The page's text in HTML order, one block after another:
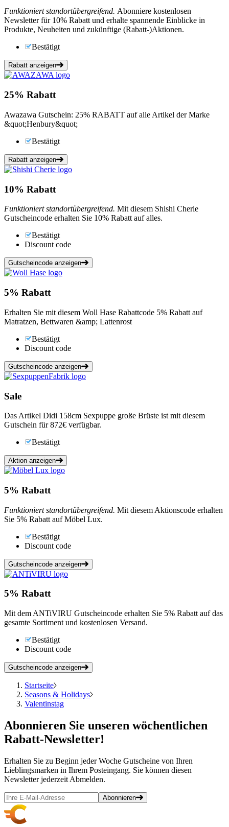
Funktioniert standortübergreifend. Abonniere kostenlosen
Newsletter für 10% Rabatt und erhalte spannende Einblicke in
Produkte, Neuheiten und zukünftige (Rabatt-)Aktionen.
Bestätigt
Rabatt anzeigen
25% Rabatt
Awazawa Gutschein: 25% RABATT auf alle Artikel der Marke
&quot;Henbury&quot;
Bestätigt
Rabatt anzeigen
10% Rabatt
Funktioniert standortübergreifend. Mit diesem Shishi Cherie
Gutscheincode erhalten Sie 10% Rabatt auf alles.
Bestätigt
Discount code
Gutscheincode anzeigen
5% Rabatt
Erhalten Sie mit diesem Woll Hase Rabattcode 5% Rabatt auf
Matratzen, Bettwaren &amp; Lattenrost
Bestätigt
Discount code
Gutscheincode anzeigen
Sale
Das Artikel Didi 158cm Sexpuppe große Brüste ist mit diesem
Gutschein für 872€ verfügbar.
Bestätigt
Aktion anzeigen
5% Rabatt
Funktioniert standortübergreifend. Mit diesem Aktionscode erhalten
Sie 5% Rabatt auf Möbel Lux.
Bestätigt
Discount code
Gutscheincode anzeigen
5% Rabatt
Mit dem ANTiVIRU Gutscheincode erhalten Sie 5% Rabatt auf das
gesamte Sortiment und kostenlosen Versand.
Bestätigt
Discount code
Gutscheincode anzeigen
Startseite
Seasons & Holidays
Valentinstag
Abonnieren Sie unseren wöchentlichen
Rabatt-Newsletter!
Erhalten Sie zu Beginn jeder Woche Gutscheine von Ihren
Lieblingsmarken in Ihrem Posteingang. Sie können diesen
Newsletter jederzeit Abmelden.
Abonnieren